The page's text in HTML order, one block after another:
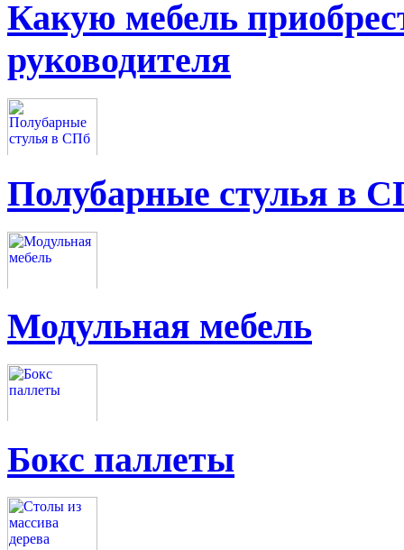
Какую мебель
руководителя
Полубарные стулья в
Модульная мебель
Бокс паллеты